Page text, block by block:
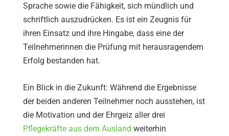
Sprache sowie die Fähigkeit, sich mündlich und
schriftlich auszudrücken. Es ist ein Zeugnis für
ihren Einsatz und ihre Hingabe, dass eine der
Teilnehmerinnen die Prüfung mit herausragendem
Erfolg bestanden hat.
Ein Blick in die Zukunft: Während die Ergebnisse
der beiden anderen Teilnehmer noch ausstehen, ist
die Motivation und der Ehrgeiz aller drei
Pflegekräfte aus dem Ausland weiterhin